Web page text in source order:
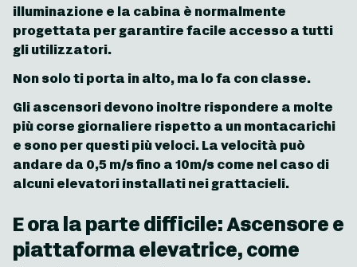
illuminazione e la cabina è normalmente
progettata per garantire facile accesso a tutti
gli utilizzatori.
Non solo ti porta in alto, ma lo fa con classe.
Gli ascensori devono inoltre rispondere a molte
più corse giornaliere rispetto a un montacarichi
e sono per questi più veloci. La velocità può
andare da 0,5 m/s fino a 10m/s come nel caso di
alcuni elevatori installati nei grattacieli.
E ora la parte difficile: Ascensore e
piattaforma elevatrice, come